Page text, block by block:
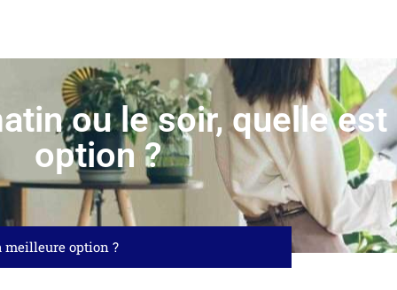
ou le soir, quelle
option ?
meilleure option ?